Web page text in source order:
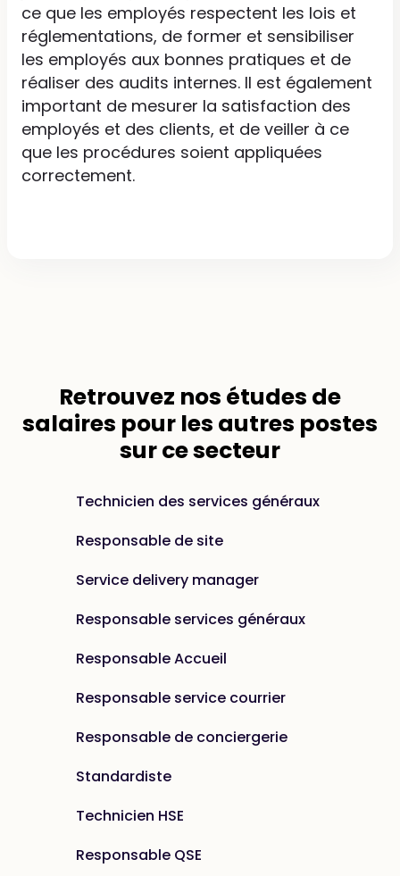
ce que les employés respectent les lois et
réglementations, de former et sensibiliser
les employés aux bonnes pratiques et de
réaliser des audits internes. Il est également
important de mesurer la satisfaction des
employés et des clients, et de veiller à ce
que les procédures soient appliquées
correctement.
Retrouvez nos études de
salaires pour les autres postes
sur ce secteur
Technicien des services généraux
Responsable de site
Service delivery manager
Responsable services généraux
Responsable Accueil
Responsable service courrier
Responsable de conciergerie
Standardiste
Technicien HSE
Responsable QSE